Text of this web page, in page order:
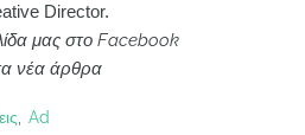
Director.
μας στο Facebook
νέα άρθρα
Ad